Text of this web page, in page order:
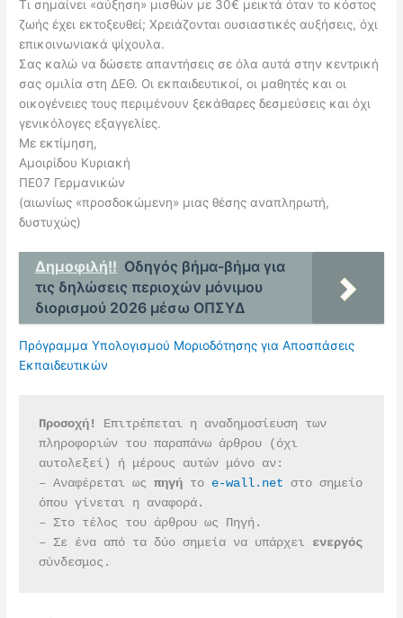
Τι σημαίνει «αύξηση» μισθών με 30€ μεικτά όταν το κόστος
ζωής έχει εκτοξευθεί; Χρειάζονται ουσιαστικές αυξήσεις, όχι
επικοινωνιακά ψίχουλα.
Σας καλώ να δώσετε απαντήσεις σε όλα αυτά στην κεντρική
σας ομιλία στη ΔΕΘ. Οι εκπαιδευτικοί, οι μαθητές και οι
οικογένειες τους περιμένουν ξεκάθαρες δεσμεύσεις και όχι
γενικόλογες εξαγγελίες.
Με εκτίμηση,
Αμοιρίδου Κυριακή
ΠΕ07 Γερμανικών
(αιωνίως «προσδοκώμενη» μιας θέσης αναπληρωτή,
δυστυχώς)
Δημοφιλή!! Οδηγός βήμα-βήμα για
τις δηλώσεις περιοχών μόνιμου
διορισμού 2026 μέσω ΟΠΣΥΔ
Πρόγραμμα Υπολογισμού Μοριοδότησης για Αποσπάσεις
Εκπαιδευτικών
Προσοχή!
Επιτρέπεται η αναδημοσίευση των
πληροφοριών του παραπάνω άρθρου (όχι
αυτολεξεί) ή μέρους αυτών μόνο αν:
– Αναφέρεται ως πηγή το e-wall.net στο σημείο
όπου γίνεται η αναφορά.
– Στο τέλος του άρθρου ως Πηγή.
– Σε ένα από τα δύο σημεία να υπάρχει
ενεργός
σύνδεσμος.